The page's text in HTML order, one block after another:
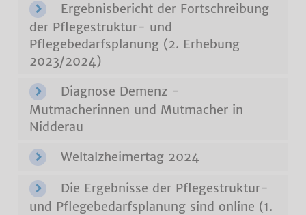
Ergebnisbericht der Fortschreibung
der Pflegestruktur- und
Pflegebedarfsplanung (2. Erhebung
2023/2024)
Diagnose Demenz -
Mutmacherinnen und Mutmacher in
Nidderau
Weltalzheimertag 2024
Die Ergebnisse der Pflegestruktur-
und Pflegebedarfsplanung sind online (1.